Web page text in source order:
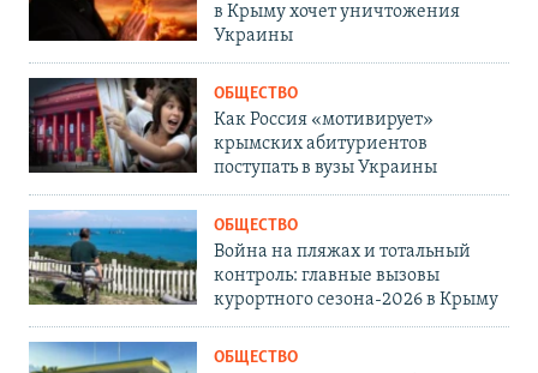
в Крыму хочет уничтожения
Украины
ОБЩЕСТВО
Как Россия «мотивирует»
крымских абитуриентов
поступать в вузы Украины
ОБЩЕСТВО
Война на пляжах и тотальный
контроль: главные вызовы
курортного сезона-2026 в Крыму
ОБЩЕСТВО